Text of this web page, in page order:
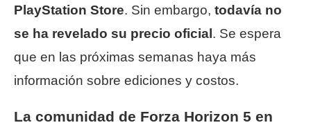
PlayStation Store. Sin embargo, todavía no
se ha revelado su precio oficial. Se espera
que en las próximas semanas haya más
información sobre ediciones y costos.
La comunidad de Forza Horizon 5 en